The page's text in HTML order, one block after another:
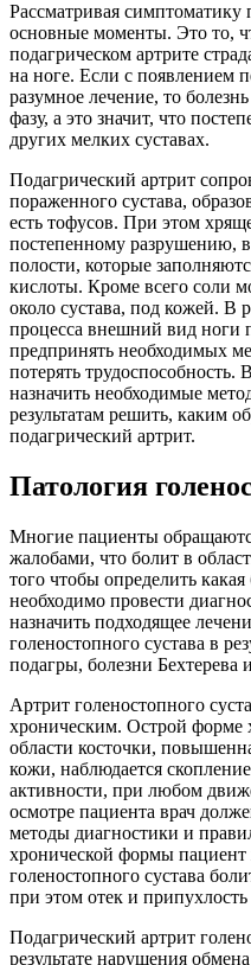
Рассматривая
основные моменты. Это то,
подагрическом артрите
на ноге. Если с появлением
разумное лечение, то
фазу, а это значит, что
других мелких суставах.
Подагрический артрит
пораженного сустава,
есть тофусов. При этом
постепенному разрушению, в
полости, которые
кислоты. Кроме всего соли
около сустава, под кожей. В
процесса внешний вид ноги
предпринять необходимых
потерять трудоспособность.
назначить необходимые
результатам решить, каким
подагрический артрит.
Патология
Многие пациенты
жалобами, что болит в
того чтобы определить какая
необходимо провести
назначить подходящее
голеностопного сустава в
подагры, болезни Бехтерева
Артрит голеностопного
хроническим. Острой форме
области косточки,
кожи, наблюдается
активности, при любом
осмотре пациента врач
методы диагностики и
хронической формы пациент
голеностопного сустава
при этом отек и
Подагрический артрит
результате нарушения